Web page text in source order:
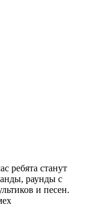
ребята станут
раунды с
и песен.